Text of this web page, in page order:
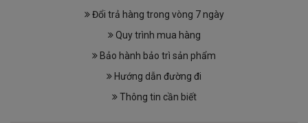
Đổi trả hàng trong vòng 7 ngày
Quy trình mua hàng
Bảo hành bảo trì sản phẩm
Hướng dẫn đường đi
Thông tin cần biết